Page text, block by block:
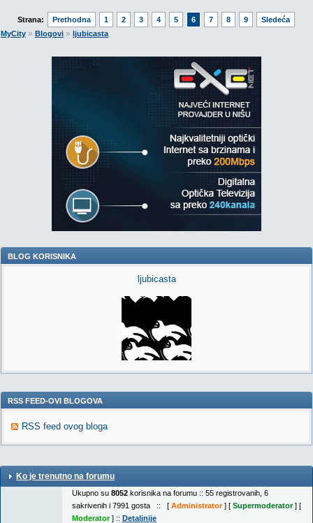
Strana: Prethodna 1 2 3 4 5 6 7 8 9
Sledeća
MyCity » Blogovi » ljubicasta
BLOG KORISNIKA
ljubicasta
RSS FEED-OVI BLOGOVA
RSS feed ovog bloga
Ko je trenutno na forumu
Ukupno su 8052 korisnika na forumu :: 55 registrovanih, 6
sakrivenih i 7991 gosta :: [ Administrator] [ Supermoderator] [
Moderator] :: Detaljnije